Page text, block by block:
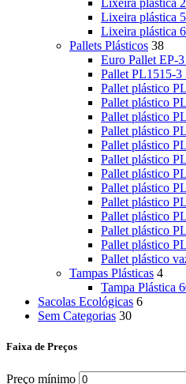
Lixeira plástica
Lixeira plástica
Lixeira plástica
Pallets Plásticos 38
Euro Pallet EP-
Pallet PL1515-
Pallet plástico
Pallet plástico
Pallet plástico
Pallet plástico
Pallet plástico
Pallet plástico
Pallet plástico
Pallet plástico
Pallet plástico
Pallet plástico
Pallet plástico
Pallet plástico
Pallet plástico
Tampas Plásticas 4
Tampa Plástica
Sacolas Ecológicas 6
Sem Categorias 30
Faixa de Preços
Preço mínimo